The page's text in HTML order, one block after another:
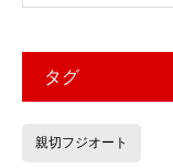
タグ
親切フジオート